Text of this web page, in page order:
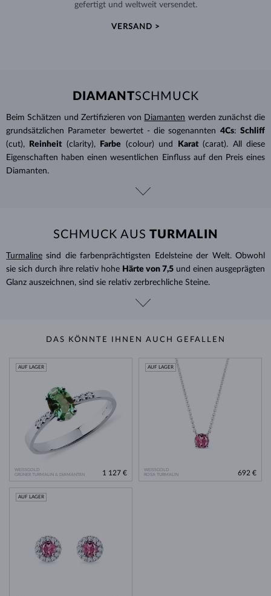
gefertigt und weltweit versendet.
VERSAND >
DIAMANTSCHMUCK
Beim Schätzen und Zertifizieren von Diamanten werden zunächst die
grundsätzlichen Parameter bewertet - die sogenannten 4Cs: Schliff
(cut),
Reinheit (clarity), Farbe (colour) und Karat (carat). All diese
Eigenschaften haben einen wesentlichen Einfluss auf den Preis eines
Diamanten.
SCHMUCK AUS TURMALIN
Turmaline sind die farbenprächtigsten Edelsteine ​​der Welt. Obwohl
sie sich durch ihre relativ hohe Härte von 7,5 und einen ausgeprägten
Glanz auszeichnen, sind sie relativ zerbrechliche Steine.
DAS KÖNNTE IHNEN AUCH GEFALLEN
WEISSGOLD
GRÜNER TURMALIN & DIAMANTEN
AUF LAGER
1 127 €
WEISSGOLD
ROSA TURMALIN
AUF LAGER
692 €
AUF LAGER